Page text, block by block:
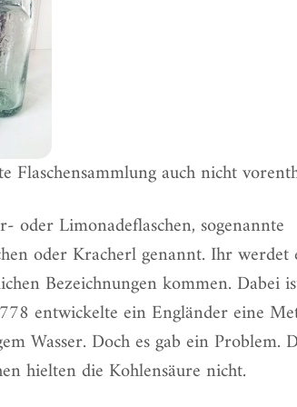
Flaschensammlung auch nicht
oder Limonadeflaschen, sogenannte
oder Kracherl genannt. Ihr werdet
Bezeichnungen kommen. Dabei
entwickelte ein Engländer eine
Wasser. Doch es gab ein Problem.
hielten die Kohlensäure nicht.